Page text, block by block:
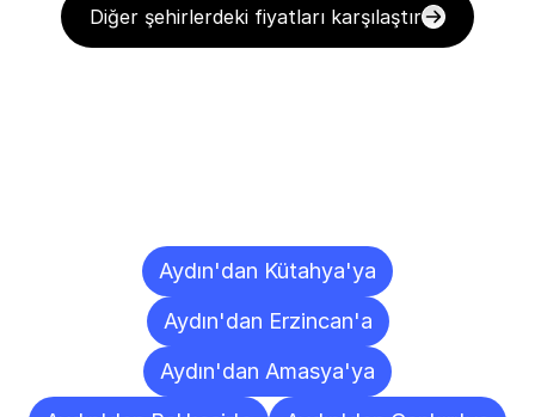
Diğer şehirlerdeki fiyatları karşılaştır
Aydın'dan Kütahya'ya
Aydın'dan Erzincan'a
Aydın'dan Amasya'ya